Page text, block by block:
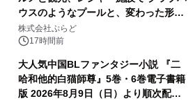
ウスのようなプールと、変わった形の
サウナも 「THE BOXY AWAJI」のお
得な素泊まり連泊プランで
株式会社ぷらど
17時間前
大人気中国BLファンタジー小説 『二
哈和他的白猫師尊』5巻・6巻電子書籍
版 2026年8月9日（日）より順次配信